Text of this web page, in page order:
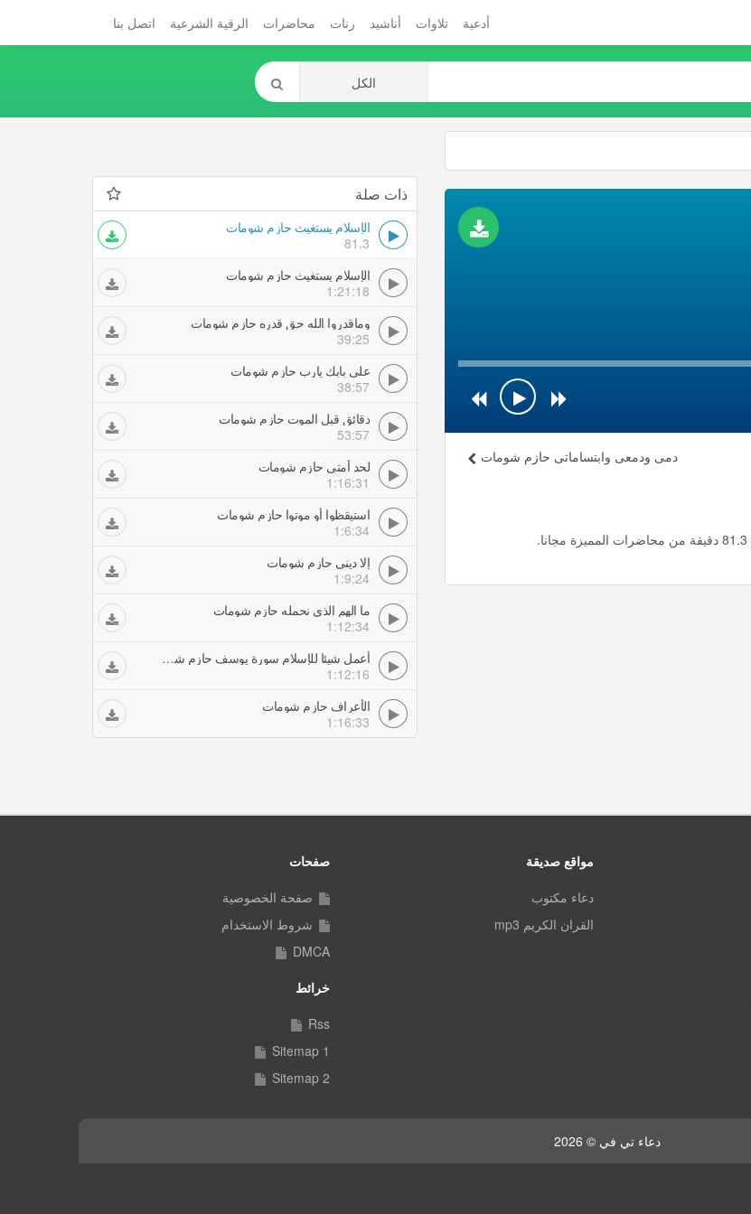
أدعية تلاوات أناشيد رنات محاضرات الرقية الشرعية اتصل بنا
دمى ودمعى وابتساماتى حازم شومات
ذات صلة
الإسلام يستغيث حازم شومات
81.3
الإسلام يستغيث حازم شومات
1:21:18
وماقدروا الله حق قدره حازم شومات
39:25
على بابك يارب حازم شومات
38:57
دقائق قبل الموت حازم شومات
53:57
لحد أمتى حازم شومات
1:16:31
استيقظوا أو موتوا حازم شومات
1:6:34
إلا ديني حازم شومات
1:9:24
ما الهم الذي نحمله حازم شومات
1:12:34
أعمل شيئا للإسلام سورة يوسف حازم شومات
1:12:16
الأعراف حازم شومات
1:16:33
مواقع صديقة
دعاء مكتوب
القران الكريم mp3
صفحات
صفحة الخصوصية
شروط الاستخدام
DMCA
خرائط
Rss
Sitemap 1
Sitemap 2
دعاء تي في © 2026